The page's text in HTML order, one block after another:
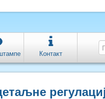
Контакт